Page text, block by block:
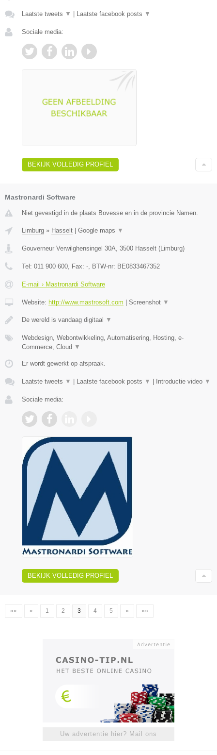
Laatste tweets ▼ Laatste facebook posts ▼
Sociale media:
BEKIJK VOLLEDIG PROFIEL
Mastronardi Software
Niet gevestigd in de plaats Bovesse en in de provincie Namen.
Limburg » Hasselt | Google maps ▼
Gouverneur Verwilghensingel 30A 3500 Hasselt (Limburg)
Tel: 011 900 600 , Fax: - , BTW-nr: BE0833467352
E-mail › Mastronardi Software
Website: http://www.mastrosoft.com | Screenshot ▼
De wereld is vandaag digitaal ▼
Webdesign, Webontwikkeling, Automatisering, Hosting, e-
Commerce, Cloud ▼
Er wordt gewerkt op afspraak.
Laatste tweets ▼ | Laatste facebook posts ▼ | Introductie video ▼
Sociale media:
BEKIJK VOLLEDIG PROFIEL
«« « 1 2 3 4 5 » »»
Uw advertentie hier? Mail ons